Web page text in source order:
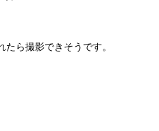
ら撮影できそうです。